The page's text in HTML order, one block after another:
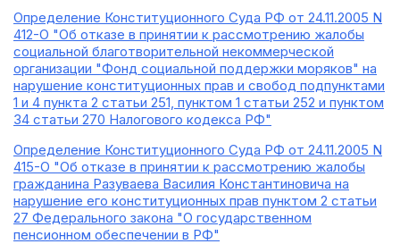
Определение Конституционного Суда РФ от 24.11.2005 N
412-О "Об отказе в принятии к рассмотрению жалобы
социальной благотворительной некоммерческой
организации "Фонд социальной поддержки моряков" на
нарушение конституционных прав и свобод подпунктами
1 и 4 пункта 2 статьи 251, пунктом 1 статьи 252 и пунктом
34 статьи 270 Налогового кодекса РФ"
Определение Конституционного Суда РФ от 24.11.2005 N
415-О "Об отказе в принятии к рассмотрению жалобы
гражданина Разуваева Василия Константиновича на
нарушение его конституционных прав пунктом 2 статьи
27 Федерального закона "О государственном
пенсионном обеспечении в РФ"